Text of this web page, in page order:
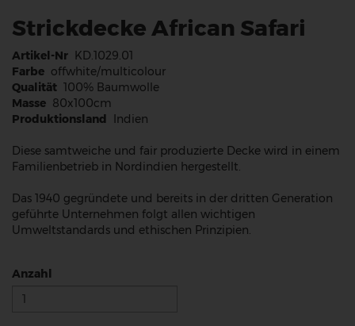
Strickdecke African Safari
Artikel-Nr KD.1029.01
Farbe offwhite/multicolour
Qualität 100% Baumwolle
Masse 80x100cm
Produktionsland
Indien
Diese samtweiche und fair produzierte Decke wird in einem
Familienbetrieb in Nordindien hergestellt.
Das 1940 gegründete und bereits in der dritten Generation
geführte Unternehmen folgt allen wichtigen
Umweltstandards und ethischen Prinzipien.
Anzahl